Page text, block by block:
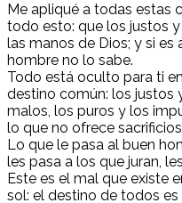
Me apliqué a todas estas
todo esto: que los justos
las manos de Dios; y si
hombre no lo sabe.
Todo está oculto para ti
destino común: los justos
malos, los puros y los
lo que no ofrece
Lo que le pasa al buen
les pasa a los que juran,
Este es el mal que existe
sol: el destino de todos es